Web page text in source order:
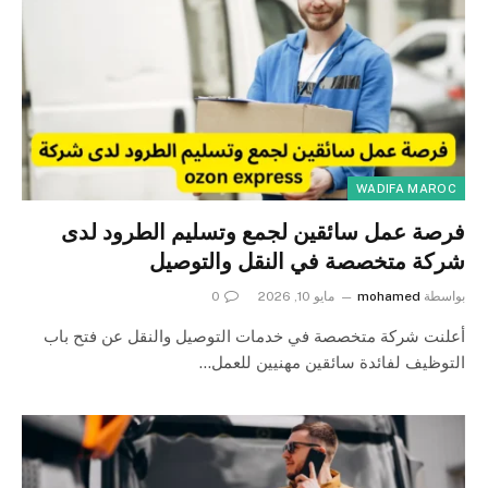
WADIFA MAROC
فرصة عمل سائقين لجمع وتسليم الطرود لدى
شركة متخصصة في النقل والتوصيل
بواسطة mohamed مايو 10, 2026 0
أعلنت شركة متخصصة في خدمات التوصيل والنقل عن فتح باب
التوظيف لفائدة سائقين مهنيين للعمل…